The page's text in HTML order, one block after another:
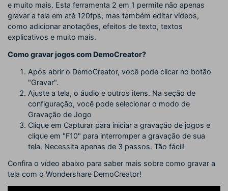
e muito mais. Esta ferramenta 2 em 1 permite não apenas
gravar a tela em até 120fps, mas também editar vídeos,
como adicionar anotações, efeitos de texto, textos
explicativos e muito mais.
Como gravar jogos com DemoCreator?
Após abrir o DemoCreator, você pode clicar no botão
"Gravar".
Ajuste a tela, o áudio e outros itens. Na seção de
configuração, você pode selecionar o modo de
Gravação de Jogo
Clique em Capturar para iniciar a gravação de jogos e
clique em "F10" para interromper a gravação de sua
tela. Necessita apenas de 3 passos. Tão fácil!
Confira o vídeo abaixo para saber mais sobre como gravar a
tela com o Wondershare DemoCreator!